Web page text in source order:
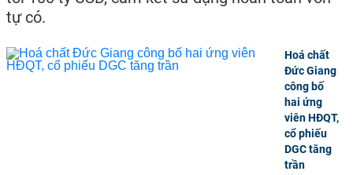
tự có.
Hoá chất
Đức Giang
công bố
hai ứng
viên HĐQT,
cổ phiếu
DGC tăng
trần